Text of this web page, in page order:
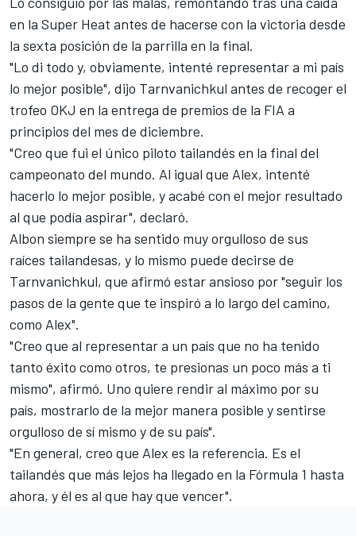
en la Super Heat antes de hacerse con la victoria desde
la sexta posición de la parrilla en la final.
"Lo di todo y, obviamente, intenté representar a mi país
lo mejor posible", dijo Tarnvanichkul antes de recoger el
trofeo OKJ en la entrega de premios de la FIA a
principios del mes de diciembre.
"Creo que fui el único piloto tailandés en la final del
campeonato del mundo. Al igual que Alex, intenté
hacerlo lo mejor posible, y acabé con el mejor resultado
al que podía aspirar", declaró.
Albon siempre se ha sentido muy orgulloso de sus
raíces tailandesas, y lo mismo puede decirse de
Tarnvanichkul, que afirmó estar ansioso por "seguir los
pasos de la gente que te inspiró a lo largo del camino,
como Alex".
"Creo que al representar a un país que no ha tenido
tanto éxito como otros, te presionas un poco más a ti
mismo", afirmó. Uno quiere rendir al máximo por su
país, mostrarlo de la mejor manera posible y sentirse
orgulloso de sí mismo y de su país".
"En general, creo que Alex es la referencia. Es el
tailandés que más lejos ha llegado en la Fórmula 1 hasta
ahora, y él es al que hay que vencer".